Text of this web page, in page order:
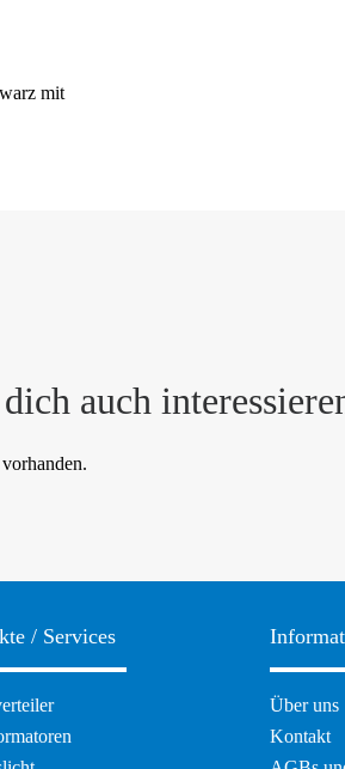
mit
auch
/ Services
Navigation
Über uns
Kontakt